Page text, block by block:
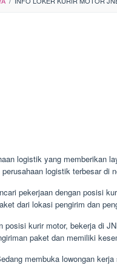
logistik yang memberikan
logistik terbesar di
pekerjaan dengan posisi
dari lokasi pengirim dan
posisi kurir motor, bekerja di
paket dan memiliki
membuka lowongan kerja